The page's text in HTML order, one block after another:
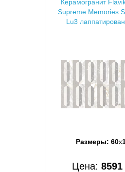
Керамогранит
Supreme Memories
Lu3
Размеры: 60x
Цена: 8591